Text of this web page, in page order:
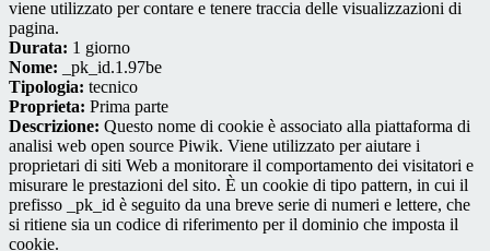
viene utilizzato per contare e tenere traccia delle visualizzazioni di
pagina.
Durata: 1 giorno
Nome: _pk_id.1.97be
Tipologia: tecnico
Proprieta: Prima parte
Descrizione: Questo nome di cookie è associato alla piattaforma di
analisi web open source Piwik. Viene utilizzato per aiutare i
proprietari di siti Web a monitorare il comportamento dei visitatori e
misurare le prestazioni del sito. È un cookie di tipo pattern, in cui il
prefisso _pk_id è seguito da una breve serie di numeri e lettere, che
si ritiene sia un codice di riferimento per il dominio che imposta il
cookie.